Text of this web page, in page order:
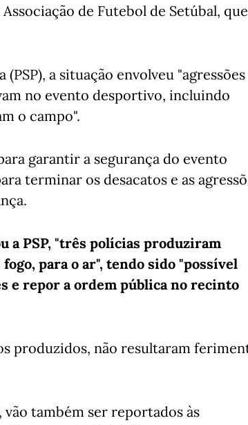
de Futebol de Setúbal, que
a situação envolveu "agressões
no evento desportivo, incluindo
o campo".
garantir a segurança do evento
terminar os desacatos e as
a PSP, "três polícias produziram
para o ar", tendo sido "possível
e repor a ordem pública no recinto
produzidos, não resultaram
vão também ser reportados às